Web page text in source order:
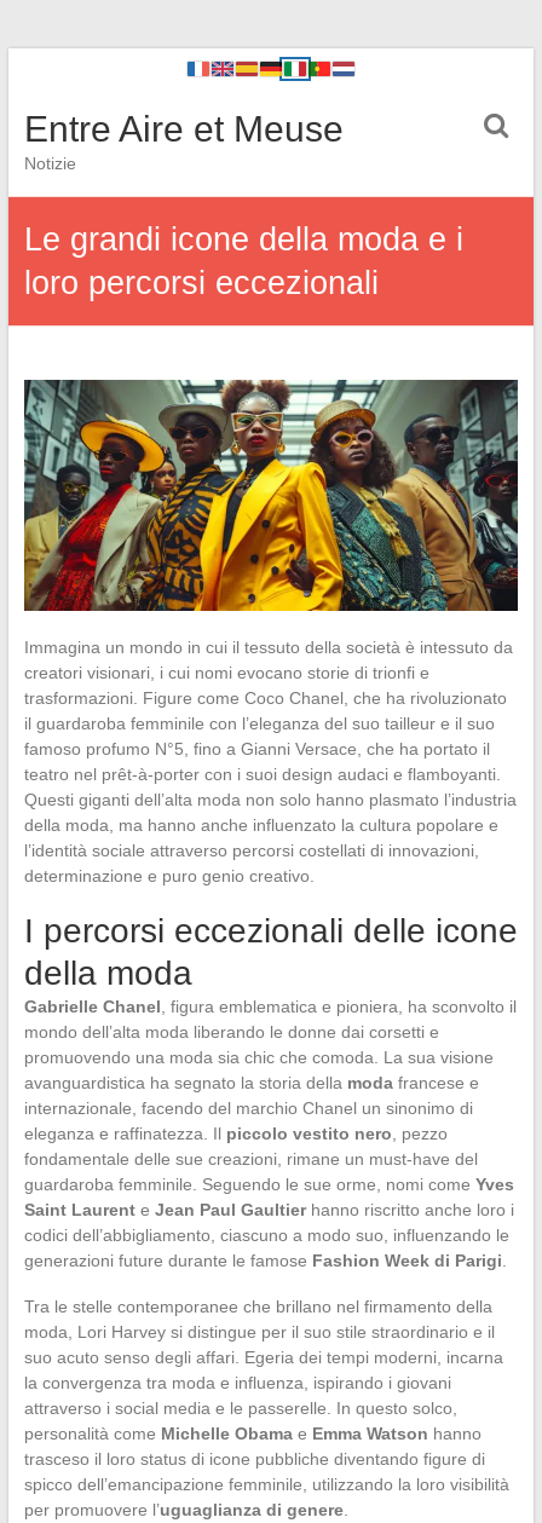
Entre Aire et Meuse
Notizie
Le grandi icone della moda e i
loro percorsi eccezionali
Immagina un mondo in cui il tessuto della società è intessuto da
creatori visionari, i cui nomi evocano storie di trionfi e
trasformazioni. Figure come Coco Chanel, che ha rivoluzionato
il guardaroba femminile con l’eleganza del suo tailleur e il suo
famoso profumo N°5, fino a Gianni Versace, che ha portato il
teatro nel prêt-à-porter con i suoi design audaci e flamboyanti.
Questi giganti dell’alta moda non solo hanno plasmato l’industria
della moda, ma hanno anche influenzato la cultura popolare e
l’identità sociale attraverso percorsi costellati di innovazioni,
determinazione e puro genio creativo.
I percorsi eccezionali delle icone
della moda
Gabrielle Chanel , figura emblematica e pioniera, ha sconvolto il
mondo dell’alta moda liberando le donne dai corsetti e
promuovendo una moda sia chic che comoda. La sua visione
avanguardistica ha segnato la storia della modafrancese e
internazionale, facendo del marchio Chanel un sinonimo di
eleganza e raffinatezza. Il piccolo vestito nero , pezzo
fondamentale delle sue creazioni, rimane un must-have del
guardaroba femminile. Seguendo le sue orme, nomi come Yves
Saint Laurente Jean Paul Gaultierhanno riscritto anche loro i
codici dell’abbigliamento, ciascuno a modo suo, influenzando le
generazioni future durante le famose Fashion Week di Parigi
Tra le stelle contemporanee che brillano nel firmamento della
moda, Lori Harvey si distingue per il suo stile straordinario e il
suo acuto senso degli affari. Egeria dei tempi moderni, incarna
la convergenza tra moda e influenza, ispirando i giovani
attraverso i social media e le passerelle. In questo solco,
personalità come Michelle Obamae Emma Watson hanno
trasceso il loro status di icone pubbliche diventando figure di
spicco dell’emancipazione femminile, utilizzando la loro visibilità
per promuovere l’uguaglianza di genere.